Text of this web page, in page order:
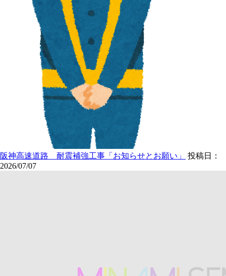
阪神高速道路 耐震補強工事「お知らせとお願い」
投稿日：
2026/07/07